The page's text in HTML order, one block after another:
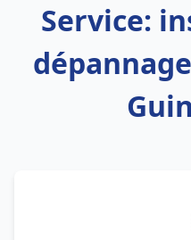
Service: